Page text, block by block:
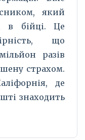
який
в бійці. Це
що
разів
страхом.
де
знаходить